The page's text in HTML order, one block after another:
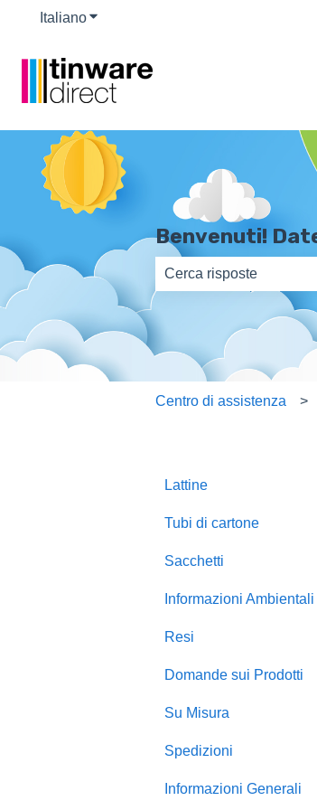
ItalianoMostra sottomenu per le traduzioni
Benvenuti!
Non sono presenti
Centro di assistenza
Lattine
Tubi di cartone
Sacchetti
Informazioni Ambientali
Resi
Domande sui Prodotti
Su Misura
Spedizioni
Informazioni Generali